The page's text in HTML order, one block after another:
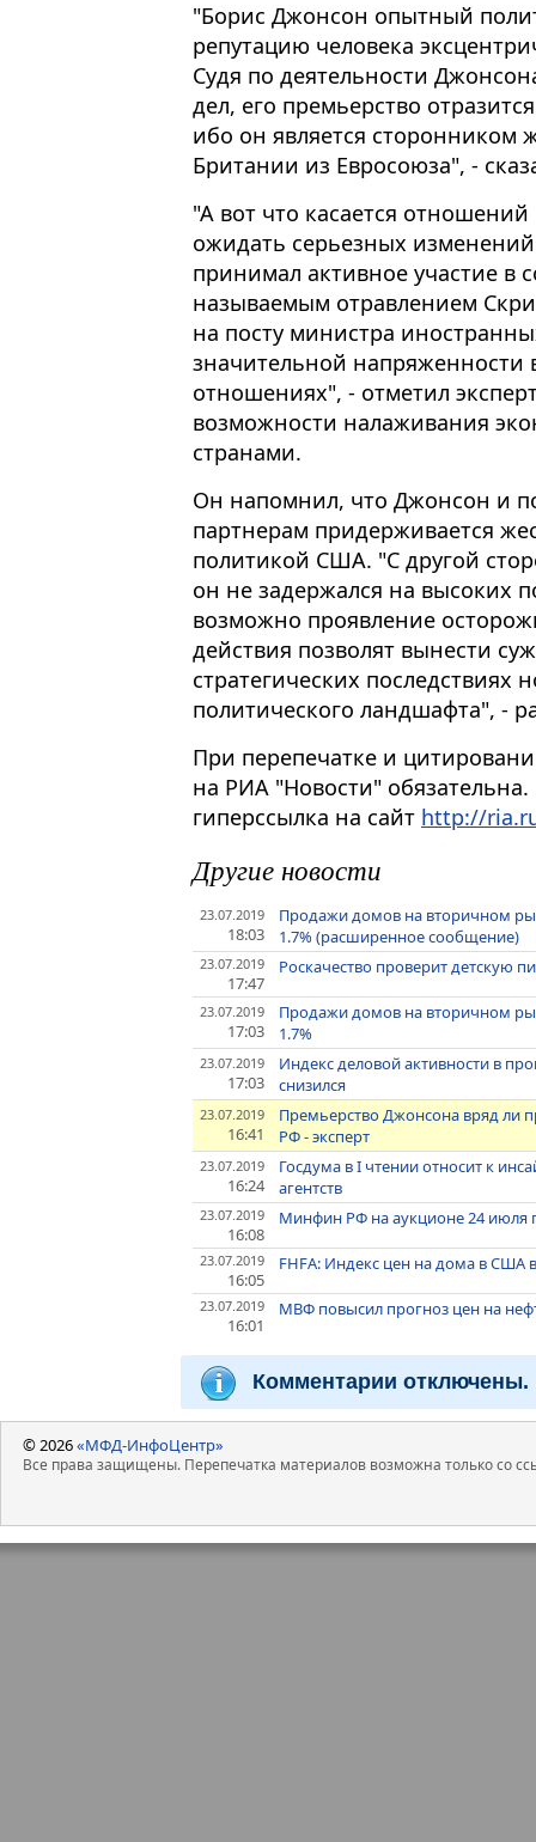
"Борис Джонсон опытный
репутацию человека
Судя по деятельности
дел, его премьерство
ибо он является сторонником
Британии из Евросоюза", -
"А вот что касается отношений
ожидать серьезных
принимал активное участие в
называемым отравлением
на посту министра
значительной напряженности
отношениях", - отметил
возможности налаживания
странами.
Он напомнил, что Джонсон и
партнерам придерживается
политикой США. "С другой
он не задержался на высоких
возможно проявление
действия позволят вынести
стратегических последствиях
политического ландшафта", -
При перепечатке и
на РИА "Новости"
гиперссылка на сайт http://
Другие новости
23.07.2019
18:03
Продажи домов на вторичном
1.7% (расширенное сообщение)
23.07.2019
17:47
Роскачество проверит детскую
23.07.2019
17:03
Продажи домов на вторичном
1.7%
23.07.2019
17:03
Индекс деловой активности в
снизился
23.07.2019
16:41
Премьерство Джонсона вряд ли
РФ - эксперт
23.07.2019
16:24
Госдума в I чтении относит к
агентств
23.07.2019
16:08
Минфин РФ на аукционе 24 июля
23.07.2019
16:05
FHFA: Индекс цен на дома в США
23.07.2019
16:01
МВФ повысил прогноз цен на
Комментарии отключены.
© 2026«МФД-ИнфоЦентр»
Все права защищены. Перепечатка материалов возможна только со